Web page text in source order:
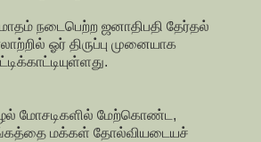
நடைபெற்ற ஜனாதிபதி தேர்தல்
ஓர் திருப்பு முனையாக
மோசடிகளில் மேற்கொண்ட,
மக்கள் தோல்வியடையச்